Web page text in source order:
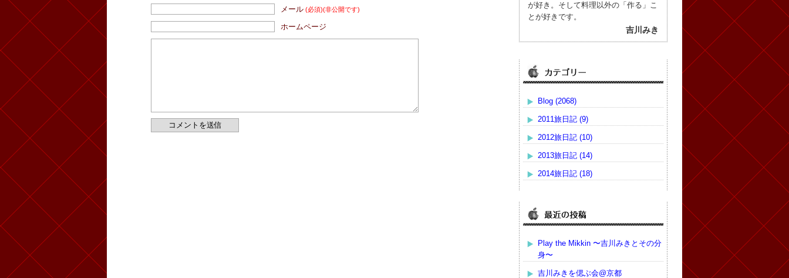
メール (必須)(非公開です)
ホームページ
が好き。そして料理以外の「作る」こ
とが好きです。
吉川みき
Blog (2068)
2011旅日記 (9)
2012旅日記 (10)
2013旅日記 (14)
2014旅日記 (18)
Play the Mikkin 〜吉川みきとその分
身〜
吉川みきを偲ぶ会@京都